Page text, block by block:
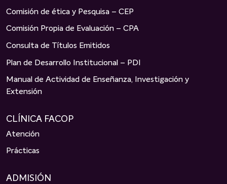
Comisión de ética y Pesquisa – CEP
Comisión Propia de Evaluación – CPA
Consulta de Títulos Emitidos
Plan de Desarrollo Institucional – PDI
Manual de Actividad de Enseñanza, Investigación y
Extensión
CLÍNICA FACOP
Atención
Prácticas
ADMISIÓN